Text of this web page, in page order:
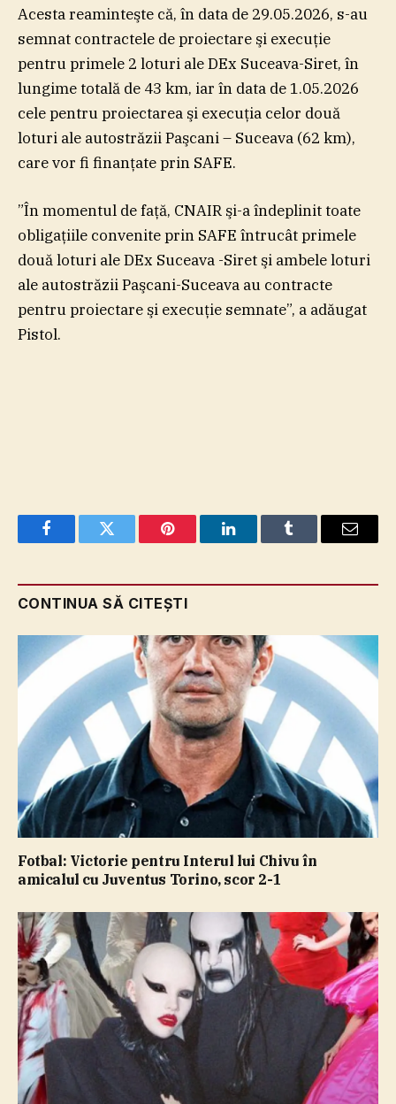
Acesta reaminteşte că, în data de 29.05.2026, s-au
semnat contractele de proiectare şi execuţie
pentru primele 2 loturi ale DEx Suceava-Siret, în
lungime totală de 43 km, iar în data de 1.05.2026
cele pentru proiectarea şi execuţia celor două
loturi ale autostrăzii Paşcani – Suceava (62 km),
care vor fi finanţate prin SAFE.
”În momentul de faţă, CNAIR şi-a îndeplinit toate
obligaţiile convenite prin SAFE întrucât primele
două loturi ale DEx Suceava -Siret şi ambele loturi
ale autostrăzii Paşcani-Suceava au contracte
pentru proiectare şi execuţie semnate”, a adăugat
Pistol.
FacebookTwitter Pinterest LinkedInTumblr Email
CONTINUA SĂ CITEȘTI
Fotbal: Victorie pentru Interul lui Chivu în
amicalul cu Juventus Torino, scor 2-1